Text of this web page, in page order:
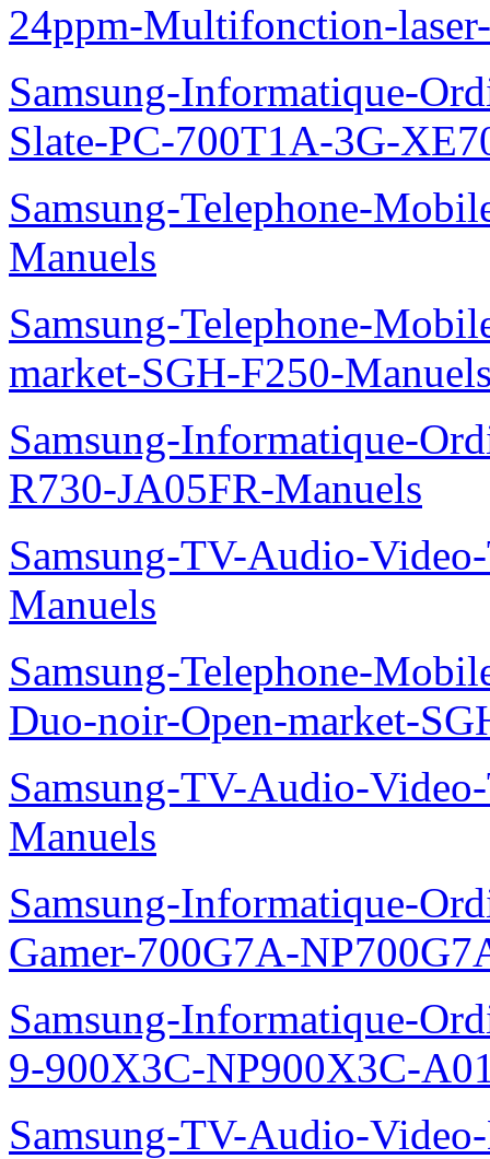
24ppm-Multifonction-
Samsung-Informatique-
Slate-PC-700T1A-3G-
Samsung-Telephone-
Manuels
Samsung-Telephone-
market-SGH-F250-
Samsung-Informatique-
R730-JA05FR-Manuels
Samsung-TV-Audio-
Manuels
Samsung-Telephone-
Duo-noir-Open-market-
Samsung-TV-Audio-
Manuels
Samsung-Informatique-
Gamer-700G7A-
Samsung-Informatique-
9-900X3C-NP900X3C-
Samsung-TV-Audio-